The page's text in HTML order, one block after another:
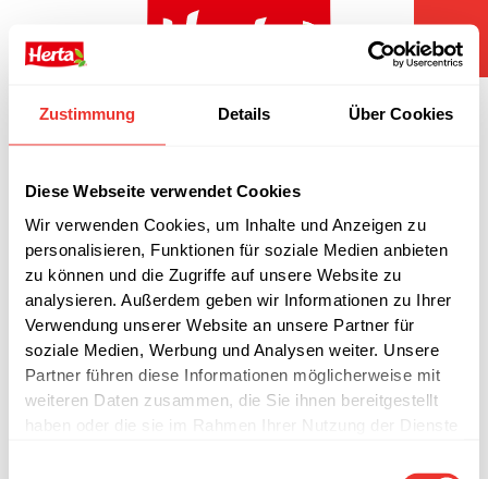
Zustimmung Details Über Cookies
Diese Webseite verwendet Cookies
Wir verwenden Cookies, um Inhalte und Anzeigen zu
personalisieren, Funktionen für soziale Medien anbieten
zu können und die Zugriffe auf unsere Website zu
analysieren. Außerdem geben wir Informationen zu Ihrer
Verwendung unserer Website an unsere Partner für
soziale Medien, Werbung und Analysen weiter. Unsere
Partner führen diese Informationen möglicherweise mit
weiteren Daten zusammen, die Sie ihnen bereitgestellt
haben oder die sie im Rahmen Ihrer Nutzung der Dienste
Inhalt
springen
Fleisch trifft leckeres Gemüse –
Die neue Herta Range